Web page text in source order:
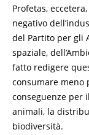
Profetas,
negativo
del Partito per gli
spaziale,
fatto redigere
consumare
conseguenze per
animali, la
biodiversità.